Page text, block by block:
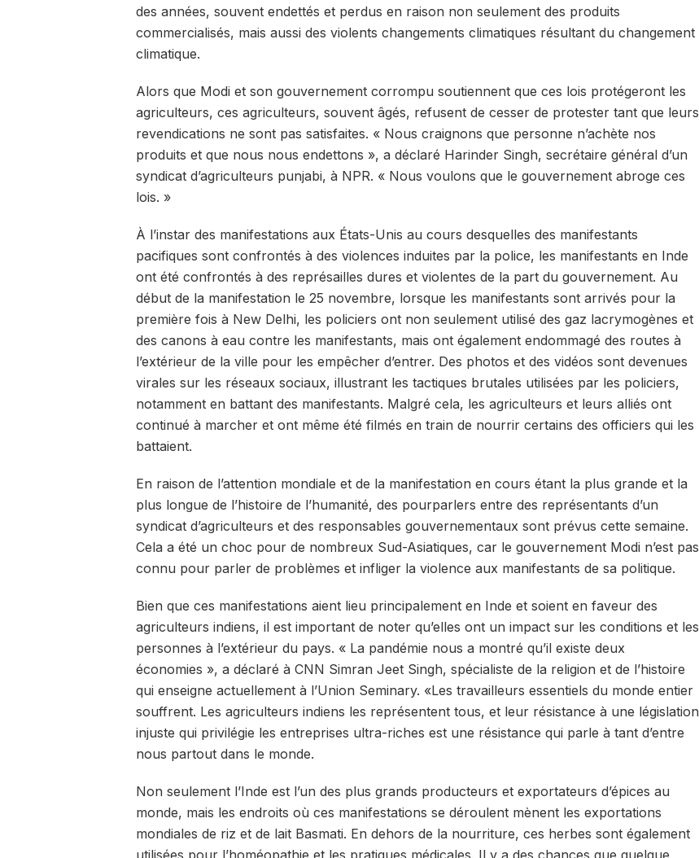
des années, souvent endettés et perdus en raison non seulement des produits
commercialisés, mais aussi des violents changements climatiques résultant du changement
climatique.
Alors que Modi et son gouvernement corrompu soutiennent que ces lois protégeront les
agriculteurs, ces agriculteurs, souvent âgés, refusent de cesser de protester tant que leurs
revendications ne sont pas satisfaites. « Nous craignons que personne n’achète nos
produits et que nous nous endettons », a déclaré Harinder Singh, secrétaire général d’un
syndicat d’agriculteurs punjabi, à NPR. « Nous voulons que le gouvernement abroge ces
lois. »
À l’instar des manifestations aux États-Unis au cours desquelles des manifestants
pacifiques sont confrontés à des violences induites par la police, les manifestants en Inde
ont été confrontés à des représailles dures et violentes de la part du gouvernement. Au
début de la manifestation le 25 novembre, lorsque les manifestants sont arrivés pour la
première fois à New Delhi, les policiers ont non seulement utilisé des gaz lacrymogènes et
des canons à eau contre les manifestants, mais ont également endommagé des routes à
l’extérieur de la ville pour les empêcher d’entrer. Des photos et des vidéos sont devenues
virales sur les réseaux sociaux, illustrant les tactiques brutales utilisées par les policiers,
notamment en battant des manifestants. Malgré cela, les agriculteurs et leurs alliés ont
continué à marcher et ont même été filmés en train de nourrir certains des officiers qui les
battaient.
En raison de l’attention mondiale et de la manifestation en cours étant la plus grande et la
plus longue de l’histoire de l’humanité, des pourparlers entre des représentants d’un
syndicat d’agriculteurs et des responsables gouvernementaux sont prévus cette semaine.
Cela a été un choc pour de nombreux Sud-Asiatiques, car le gouvernement Modi n’est pas
connu pour parler de problèmes et infliger la violence aux manifestants de sa politique.
Bien que ces manifestations aient lieu principalement en Inde et soient en faveur des
agriculteurs indiens, il est important de noter qu’elles ont un impact sur les conditions et les
personnes à l’extérieur du pays. « La pandémie nous a montré qu’il existe deux
économies », a déclaré à CNN Simran Jeet Singh, spécialiste de la religion et de l’histoire
qui enseigne actuellement à l’Union Seminary. «Les travailleurs essentiels du monde entier
souffrent. Les agriculteurs indiens les représentent tous, et leur résistance à une législation
injuste qui privilégie les entreprises ultra-riches est une résistance qui parle à tant d’entre
nous partout dans le monde.
Non seulement l’Inde est l’un des plus grands producteurs et exportateurs d’épices au
monde, mais les endroits où ces manifestations se déroulent mènent les exportations
mondiales de riz et de lait Basmati. En dehors de la nourriture, ces herbes sont également